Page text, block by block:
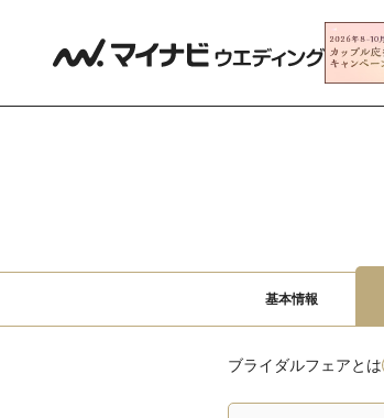
基本情報
ブライダルフェアとは